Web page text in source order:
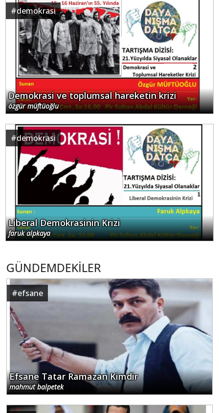
#demokrasi
Demokrasi ve toplumsal hareketin krizi
özgür müftüoğlu
#demokrasi
Liberal Demokrasinin Krizi
faruk alpkaya
GÜNDEMDEKİLER
#efsane
Efsane Tatar Ramazan Kimdir
mahmut balpetek